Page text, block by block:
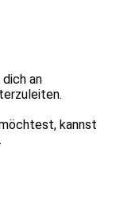
an
kannst
.